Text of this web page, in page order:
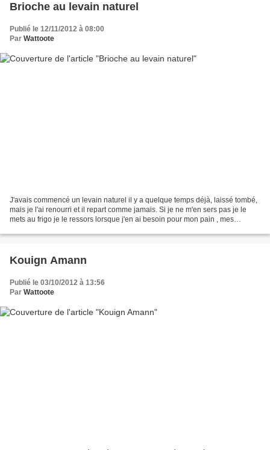
Brioche au levain naturel
Publié le 12/11/2012 à 08:00
Par Wattoote
J'avais commencé un levain naturel il y a quelque temps déjà, laissé tombé,
mais je l'ai renourri et il repart comme jamais. Si je ne m'en sers pas je le
mets au frigo je le ressors lorsque j'en ai besoin pour mon pain , mes
Kouign Amann
Publié le 03/10/2012 à 13:56
Par Wattoote